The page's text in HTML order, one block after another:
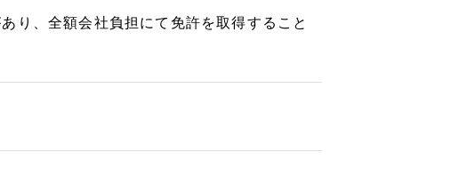
り、全額会社負担にて免許を取得すること